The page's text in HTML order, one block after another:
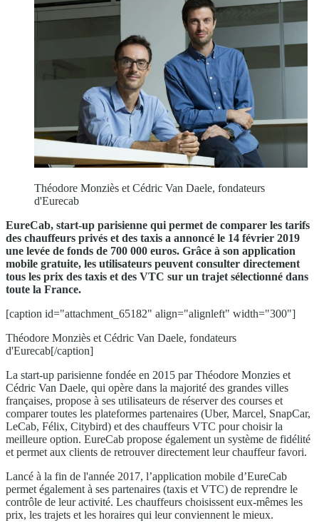
Théodore Monziès et Cédric Van Daele, fondateurs
d'Eurecab
EureCab, start-up parisienne qui permet de comparer les tarifs
des chauffeurs privés et des taxis a annoncé le 14 février 2019
une levée de fonds de 700 000 euros. Grâce à son application
mobile gratuite, les utilisateurs peuvent consulter directement
tous les prix des taxis et des VTC sur un trajet sélectionné dans
toute la France.
[caption id="attachment_65182" align="alignleft" width="300"]
Théodore Monziès et Cédric Van Daele, fondateurs
d'Eurecab[/caption]
La start-up parisienne fondée en 2015 par Théodore Monzies et
Cédric Van Daele, qui opère dans la majorité des grandes villes
françaises, propose à ses utilisateurs de réserver des courses et
comparer toutes les plateformes partenaires (Uber, Marcel, SnapCar,
LeCab, Félix, Citybird) et des chauffeurs VTC pour choisir la
meilleure option. EureCab propose également un système de fidélité
et permet aux clients de retrouver directement leur chauffeur favori.
Lancé à la fin de l'année 2017, l’application mobile d’EureCab
permet également à ses partenaires (taxis et VTC) de reprendre le
contrôle de leur activité. Les chauffeurs choisissent eux-mêmes les
prix, les trajets et les horaires qui leur conviennent le mieux.